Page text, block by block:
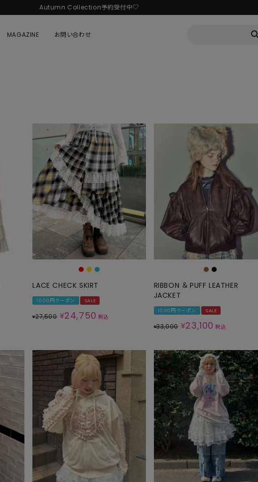
Autumn Collection予約受付中♡
OUTER
SKIRT
ALL
SHOES
ALL
Hohokam DINER
シナモロール
MIKIOSAKABE・THREE TREASURES
ダンダダン
MAGAZINE お問い合わせ
LACE CHECK SKIRT
1000円クーポン SALE
¥27,500 ¥24,750 税込
RIBBON ＆ PUFF LEATHER
JACKET
1000円クーポン SALE
¥33,000 ¥23,100 税込